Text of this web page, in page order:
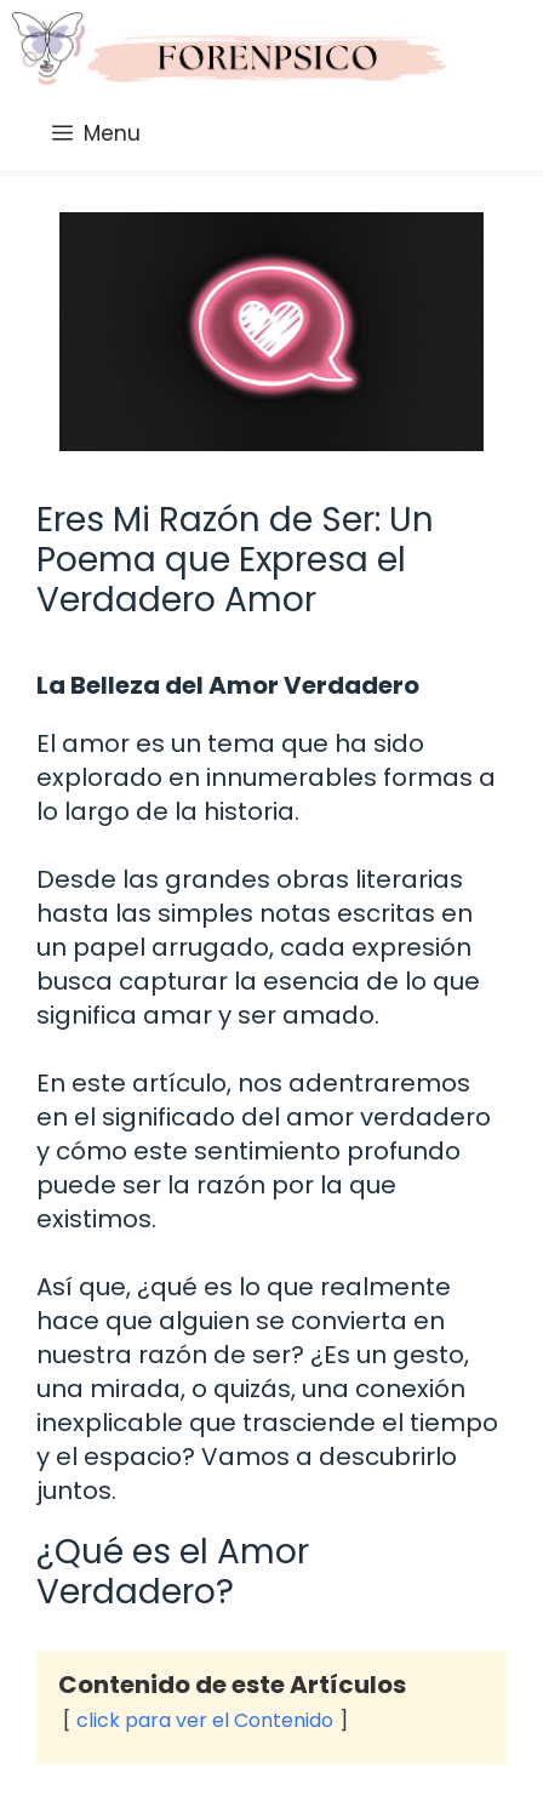
Saltar
al
contenido
Menu
Eres Mi Razón de Ser: Un
Poema que Expresa el
Verdadero Amor
La Belleza del Amor Verdadero
El amor es un tema que ha sido
explorado en innumerables formas a
lo largo de la historia.
Desde las grandes obras literarias
hasta las simples notas escritas en
un papel arrugado, cada expresión
busca capturar la esencia de lo que
significa amar y ser amado.
En este artículo, nos adentraremos
en el significado del amor verdadero
y cómo este sentimiento profundo
puede ser la razón por la que
existimos.
Así que, ¿qué es lo que realmente
hace que alguien se convierta en
nuestra razón de ser? ¿Es un gesto,
una mirada, o quizás, una conexión
inexplicable que trasciende el tiempo
y el espacio? Vamos a descubrirlo
juntos.
¿Qué es el Amor
Verdadero?
Contenido de este Artículos
click para ver el Contenido